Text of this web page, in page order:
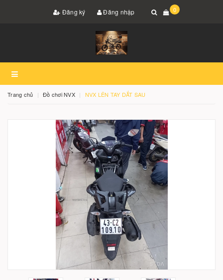
Đăng ký Đăng nhập 0
Trang chủ Đồ chơi NVX NVX LÊN TAY DẮT SAU